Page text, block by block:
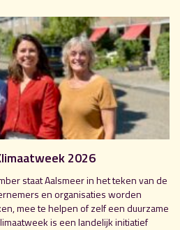
2026
staat Aalsmeer in het teken van de
en organisaties worden
mee te helpen of zelf een duurzame
is een landelijk initiatief